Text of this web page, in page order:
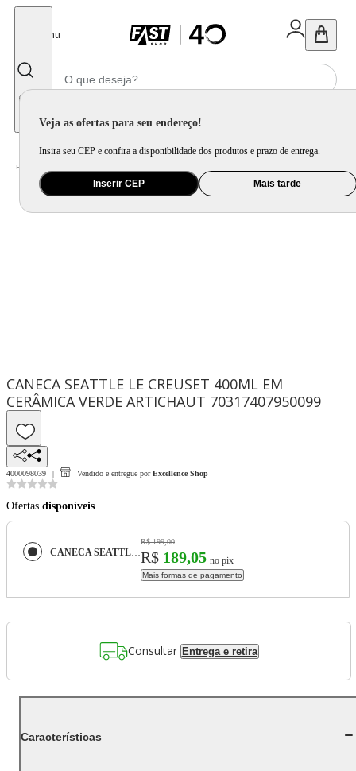
Menu
Veja as ofertas para seu endereço!
Insira seu CEP e confira a disponibilidade dos produtos e prazo de entrega.
Inserir CEP Mais tarde
Home
CANECA SEATTLE LE CREUSET 400ML EM
CERÂMICA VERDE ARTICHAUT 70317407950099
4000098039 Vendido e entregue por Excellence Shop
Ofertas disponíveis
CANECA SEATTLE LE CREUSET 400ML EM CERÂMICA VERDE ARTICHAUT 70317407950099
R$ 199,00
R$ 189,05 no pix
Mais formas de pagamento
Consultar Entrega e retira
Características